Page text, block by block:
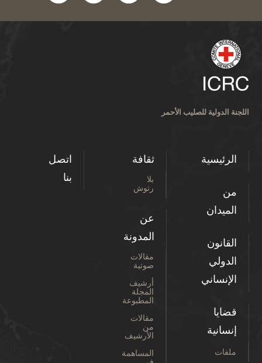
اللجنة الدولية للصليب الأحمر
الرئيسية
من
الميدان
القانون
الدولي
الإنساني
قضايا
إنسانية
ملفات
ثقافة
بلا
رتوش
عن
المدونة
مقالات
صوتية
أرشيف
المجلة
المطبوعة
مقالات
من
الأرشيف
المساهمة
اتصل
بنا